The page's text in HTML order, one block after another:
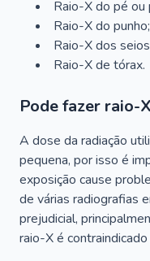
Raio-X do pé ou
Raio-X do punho;
Raio-X dos
Raio-X de tórax.
Pode fazer raio-
A dose da radiação
pequena, por isso é
exposição cause
de várias radiografias
prejudicial,
raio-X é